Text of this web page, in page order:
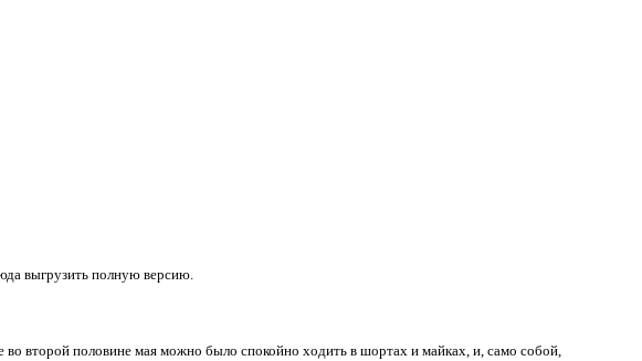
выгрузить полную версию.
второй половине мая можно было спокойно ходить в шортах и майках, и, само собой,